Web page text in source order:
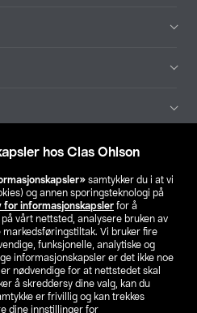
hos Clas Ohlson
samtykker du i at vi
og annen sporingsteknologi på
for informasjonskapsler for å
vårt nettsted, analysere bruken av
Vi bruker fire
funksjonelle, analytiske og
informasjonskapsler er det ikke noe
nødvendige for at nettstedet skal
å skreddersy dine valg, kan du
er frivillig og kan trekkes
dine innstillinger for
din butikk
NO FI